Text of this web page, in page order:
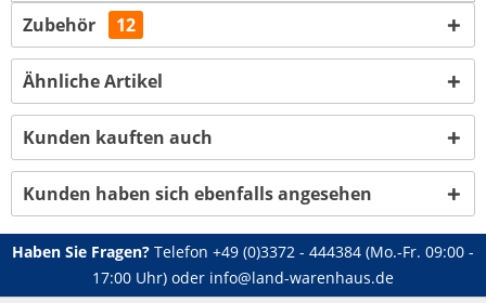
Zubehör
12
Ähnliche Artikel
Kunden kauften auch
Kunden haben sich ebenfalls angesehen
Haben Sie Fragen? Telefon +49 (0)3372 - 444384 (Mo.-Fr. 09:00 -
17:00 Uhr) oder info@land-warenhaus.de